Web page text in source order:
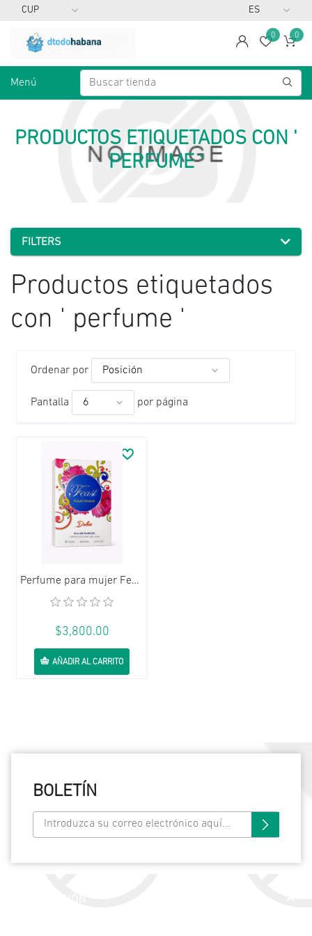
spanLista
0 0
Menú
PRODUCTOS ETIQUETADOS CON '
PERFUME '
FILTERS
Productos etiquetados
con ' perfume '
Ordenar por
Pantalla por página
Perfume para mujer Feast (100 ml)
$3,800.00
AÑADIR AL CARRITO
BOLETÍN